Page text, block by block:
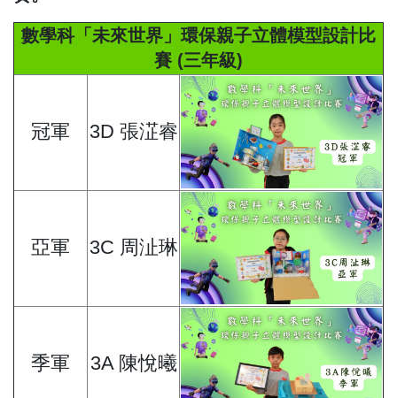
數學科「未來世界」環保親子立體模型設計比
賽 (三年級)
冠軍 3D 張淽睿
亞軍 3C 周沚琳
季軍 3A 陳悅曦